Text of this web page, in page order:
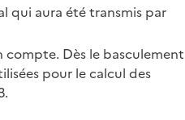
qui aura été transmis par
compte. Dès le basculement
pour le calcul des